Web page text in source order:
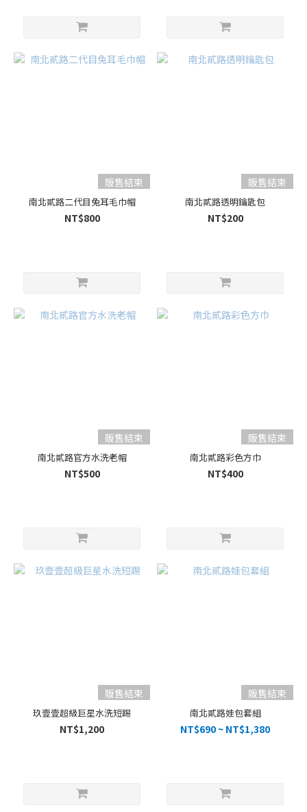
販售結束
南北貳路二代目兔耳毛巾帽
NT$800
販售結束
南北貳路透明鑰匙包
NT$200
販售結束
南北貳路官方水洗老帽
NT$500
販售結束
南北貳路彩色方巾
NT$400
販售結束
玖壹壹超級巨星水洗短踢
NT$1,200
販售結束
南北貳路娃包套組
NT$690 ~ NT$1,380